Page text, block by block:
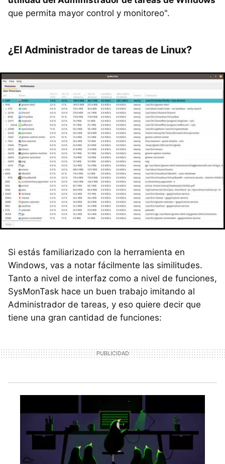
que permita mayor control y monitoreo".
¿El Administrador de tareas de Linux?
Si estás familiarizado con la herramienta en
Windows, vas a notar fácilmente las similitudes.
Tanto a nivel de interfaz como a nivel de funciones,
SysMonTask hace un buen trabajo imitando al
Administrador de tareas, y eso quiere decir que
tiene una gran cantidad de funciones: